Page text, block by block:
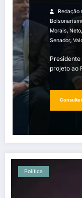
Redação
Morais, Neto,
Senador,
projeto ao
Consulte
Política